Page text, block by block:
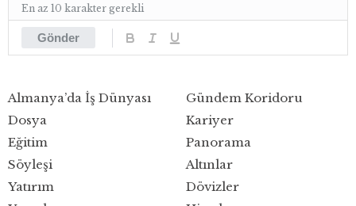
Gönder
En az 10 karakter gerekli
Almanya’da İş Dünyası
Dosya
Eğitim
Gündem Koridoru
Kariyer
Panorama
Söyleşi
Yatırım
Altınlar
Dövizler